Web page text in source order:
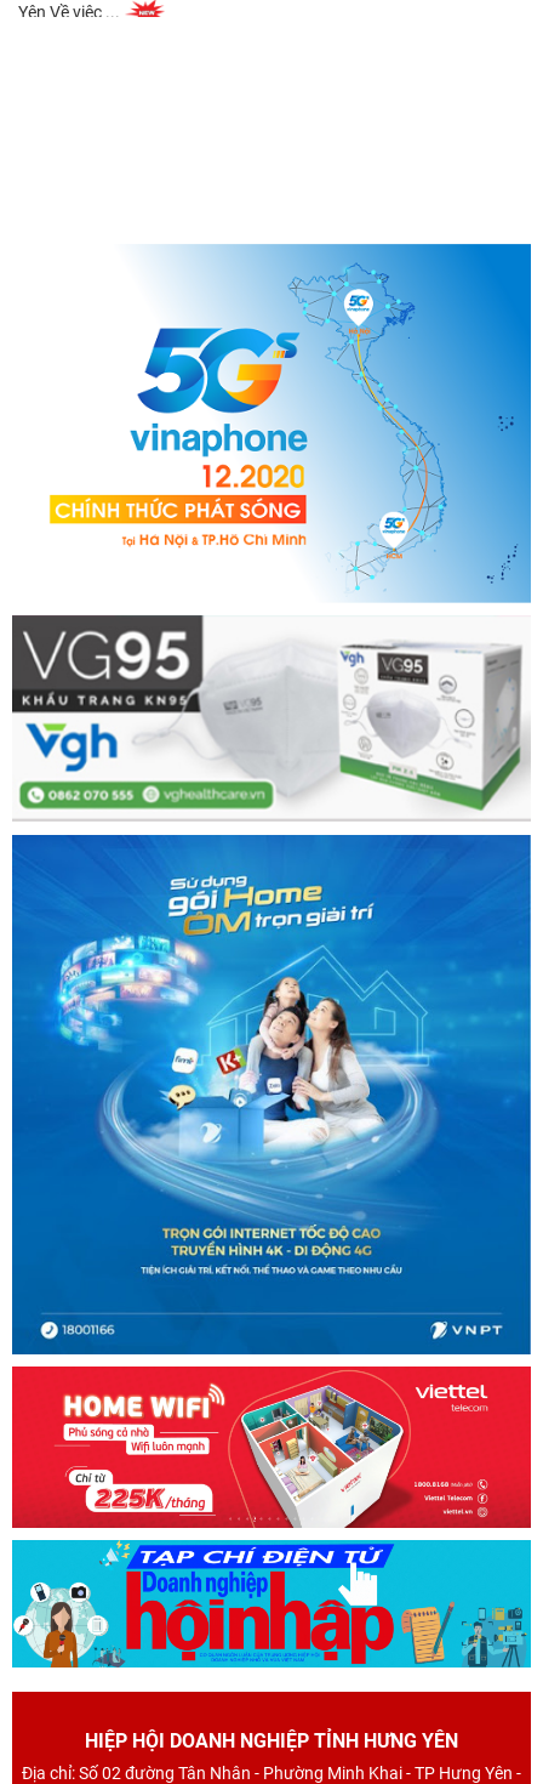
Yên Về việc ...
HIỆP HỘI DOANH NGHIỆP TỈNH HƯNG YÊN
Địa chỉ: Số 02 đường Tân Nhân - Phường Minh Khai - TP Hưng Yên -